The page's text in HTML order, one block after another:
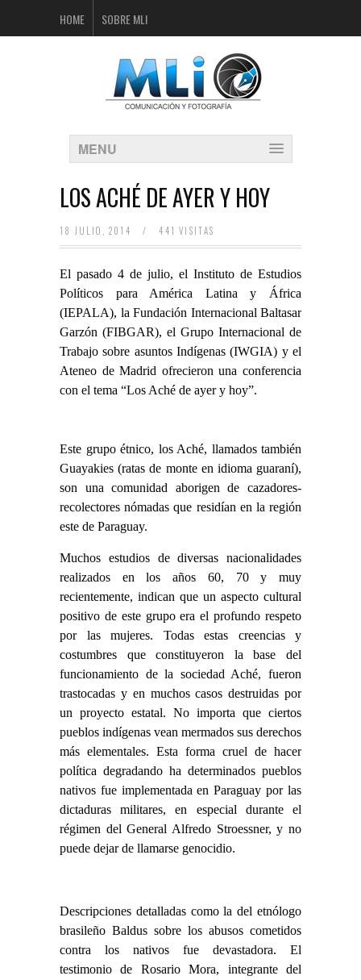
HOME SOBRE MLI
MENU
LOS ACHÉ DE AYER Y HOY
18 JULIO, 2014 / 441 VISITAS
El pasado 4 de julio, el Instituto de Estudios
Políticos para América Latina y África
(IEPALA), la Fundación Internacional Baltasar
Garzón (FIBGAR), el Grupo Internacional de
Trabajo sobre asuntos Indígenas (IWGIA) y el
Ateneo de Madrid ofrecieron una conferencia
con el tema “Los Aché de ayer y hoy”.
Este grupo étnico, los Aché, llamados también
Guayakies (ratas de monte en idioma guaraní),
son una comunidad aborigen de cazadores-
recolectores nómadas que residían en la región
este de Paraguay.
Muchos estudios de diversas nacionalidades
realizados en los años 60, 70 y muy
recientemente, indican que un aspecto cultural
positivo de este grupo era el profundo respeto
por las mujeres. Todas estas creencias y
costumbres que constituyeron la base del
funcionamiento de la sociedad Aché, fueron
trastocadas y en muchos casos destruidas por
un proyecto estatal. No importa que ciertos
pueblos indígenas vean mermados sus derechos
más elementales. Esta forma cruel de hacer
política degradando ha determinados pueblos
nativos fue implementada en Paraguay por las
dictaduras militares, en especial durante el
régimen del General Alfredo Stroessner, y no
puede dejar de llamarse genocidio.
Descripciones detalladas como la del etnólogo
brasileño Baldus sobre los abusos cometidos
contra los nativos fue devastadora. El
testimonio de Rosario Mora, integrante del